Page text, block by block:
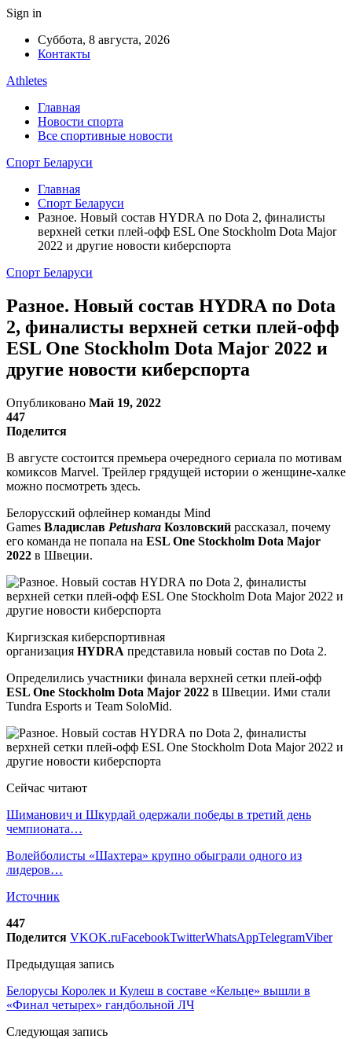
Sign in
Суббота, 8 августа, 2026
Контакты
Athletes
Главная
Новости спорта
Все спортивные новости
Спорт Беларуси
Главная
Спорт Беларуси
Разное. Новый состав HYDRA по Dota 2, финалисты
верхней сетки плей-офф ESL One Stockholm Dota Major
2022 и другие новости киберспорта
Спорт Беларуси
Разное. Новый состав HYDRA по Dota
2, финалисты верхней сетки плей-офф
ESL One Stockholm Dota Major 2022 и
другие новости киберспорта
Опубликовано Май 19, 2022
447
Поделится
В августе состоится премьера очередного сериала по мотивам
комиксов Marvel. Трейлер грядущей истории о женщине-халке
можно посмотреть здесь.
Белорусский офлейнер команды Mind
Games Владислав Petushara Козловский рассказал, почему
его команда не попала на ESL One Stockholm Dota Major
2022 в Швеции.
Киргизская киберспортивная
организация HYDRA представила новый состав по Dota 2.
Определились участники финала верхней сетки плей-офф
ESL One Stockholm Dota Major 2022 в Швеции. Ими стали
Tundra Esports и Team SoloMid.
Сейчас читают
Шиманович и Шкурдай одержали победы в третий день
чемпионата…
Волейболисты «Шахтера» крупно обыграли одного из
лидеров…
Источник
447
Поделится VKOK.ruFacebookTwitterWhatsAppTelegramViber
Предыдущая запись
Белорусы Королек и Кулеш в составе «Кельце» вышли в
«Финал четырех» гандбольной ЛЧ
Следующая запись